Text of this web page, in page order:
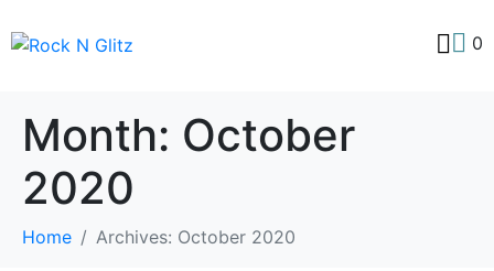
0
Month: October
2020
Home Archives: October 2020